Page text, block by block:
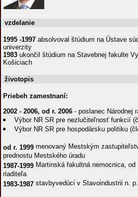
vzdelanie
1995 -1997 absolvoval štúdium na Ústave
univerzity
1983 ukončil štúdium na Stavebnej fakulte
Košiciach
životopis
Priebeh zamestnaní:
2002 - 2006, od r. 2006 - poslanec Národnej
Výbor NR SR pre nezlučiteľnosť funkcií
Výbor NR SR pre hospodársku politiku
od r. 1999 menovaný Mestským
prednostu Mestského úradu
1987-1999 Martinská fakultná nemocnica,
riaditeľa
1983-1987 stavbyvedúci v Stavoindustrii n.